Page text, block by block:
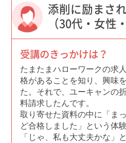
添削に励まさ
（30代・女性
受講のきっかけは？
たまたまハローワークの求
格があることを知り、興味
た。それで、ユーキャンの
料請求したんです。
取り寄せた資料の中に「ま
ど合格しました」という体
「じゃ、私も大丈夫かな」